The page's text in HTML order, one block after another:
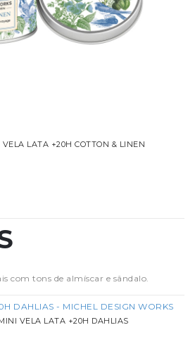
LATA +20H COTTON & LINEN
com tons de almíscar e sândalo.
VELA LATA +20H DAHLIAS